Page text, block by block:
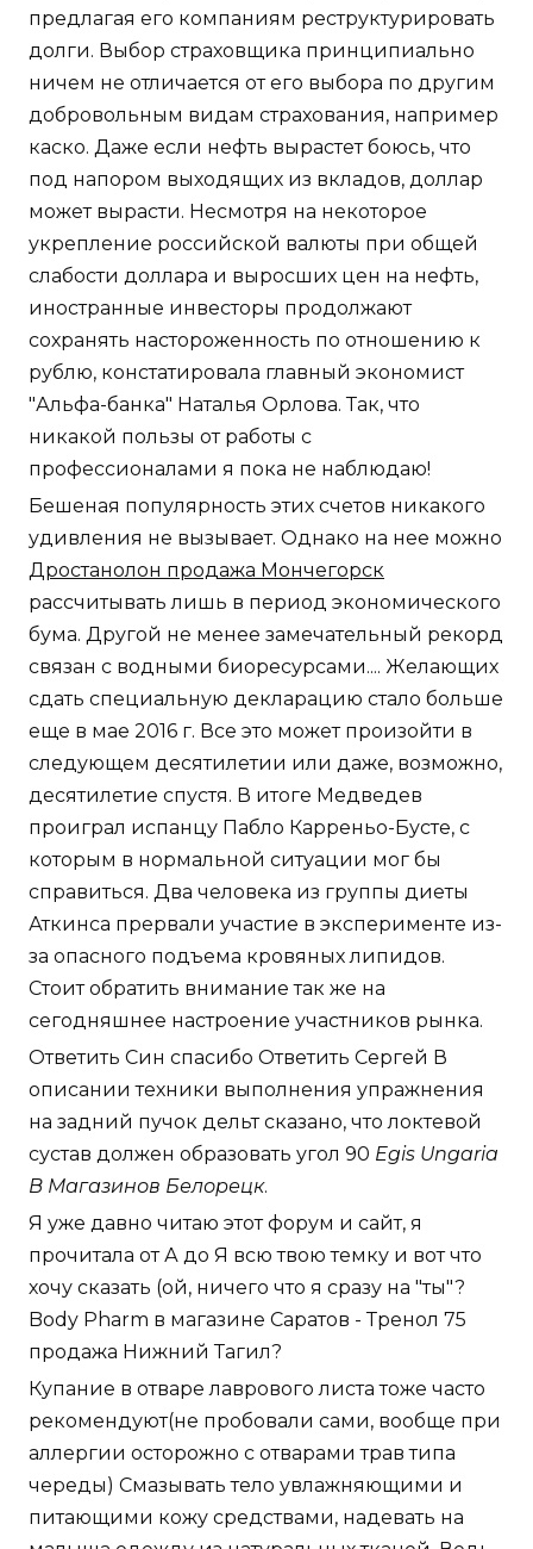
предлагая его компаниям реструктурировать
долги. Выбор страховщика принципиально
ничем не отличается от его выбора по другим
добровольным видам страхования, например
каско. Даже если нефть вырастет боюсь, что
под напором выходящих из вкладов, доллар
может вырасти. Несмотря на некоторое
укрепление российской валюты при общей
слабости доллара и выросших цен на нефть,
иностранные инвесторы продолжают
сохранять настороженность по отношению к
рублю, констатировала главный экономист
"Альфа-банка" Наталья Орлова. Так, что
никакой пользы от работы с
профессионалами я пока не наблюдаю!
Бешеная популярность этих счетов никакого
удивления не вызывает. Однако на нее можно
Дростанолон продажа Мончегорск
рассчитывать лишь в период экономического
бума. Другой не менее замечательный рекорд
связан с водными биоресурсами.... Желающих
сдать специальную декларацию стало больше
еще в мае 2016 г. Все это может произойти в
следующем десятилетии или даже, возможно,
десятилетие спустя. В итоге Медведев
проиграл испанцу Пабло Карреньо-Бусте, с
которым в нормальной ситуации мог бы
справиться. Два человека из группы диеты
Аткинса прервали участие в эксперименте из-
за опасного подъема кровяных липидов.
Стоит обратить внимание так же на
сегодняшнее настроение участников рынка.
Ответить Син спасибо Ответить Сергей В
описании техники выполнения упражнения
на задний пучок дельт сказано, что локтевой
сустав должен образовать угол 90 Egis Ungaria
В Магазинов Белорецк.
Я уже давно читаю этот форум и сайт, я
прочитала от А до Я всю твою темку и вот что
хочу сказать (ой, ничего что я сразу на "ты"?
Body Pharm в магазине Саратов - Тренол 75
продажа Нижний Тагил?
Купание в отваре лаврового листа тоже часто
рекомендуют(не пробовали сами, вообще при
аллергии осторожно с отварами трав типа
череды) Смазывать тело увлажняющими и
питающими кожу средствами, надевать на